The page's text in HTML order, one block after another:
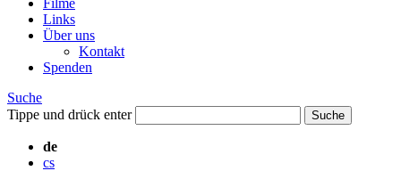
Filme
Links
Über uns
Kontakt
Spenden
Suche
Tippe und drück enter
Suche
de
cs